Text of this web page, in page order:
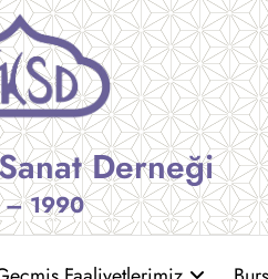
Derneği
– 1990